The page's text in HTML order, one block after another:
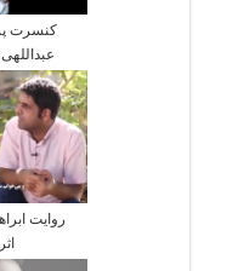
کنسرت
حضور ماه
صفوی
روایت